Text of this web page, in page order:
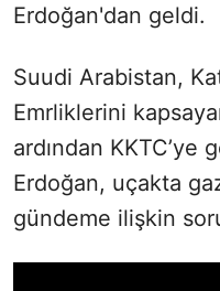
Erdoğan'dan geldi.
Suudi Arabistan,
Emrliklerini
ardından KKTC’ye
Erdoğan, uçakta
gündeme ilişkin